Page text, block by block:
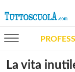
La vita